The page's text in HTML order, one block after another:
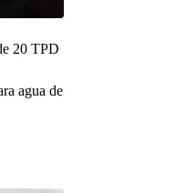
20 TPD
agua de